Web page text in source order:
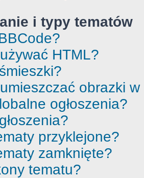
i typy tematów
HTML?
obrazki
ogłoszenia?
przyklejone?
zamknięte?
tematu?